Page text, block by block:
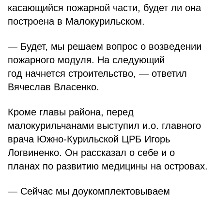
касающийся пожарной части, будет ли она
построена в Малокурильском.
— Будет, мы решаем вопрос о возведении
пожарного модуля. На следующий
год начнется строительство, — ответил
Вячеслав Власенко.
Кроме главы района, перед
малокурильчанами выступил и.о. главного
врача Южно-Курильской ЦРБ Игорь
Логвиненко. Он рассказал о себе и о
планах по развитию медицины на островах.
— Сейчас мы доукомплектовываем